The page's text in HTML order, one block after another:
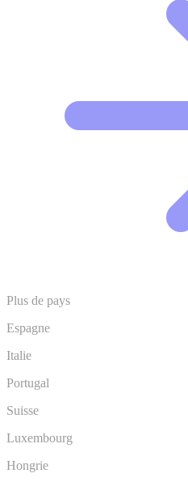
Plus de pays
Espagne
Italie
Portugal
Suisse
Luxembourg
Hongrie